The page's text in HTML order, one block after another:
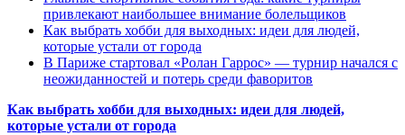
привлекают наибольшее внимание болельщиков
Как выбрать хобби для выходных: идеи для людей,
которые устали от города
В Париже стартовал «Ролан Гаррос» — турнир начался с
неожиданностей и потерь среди фаворитов
Как выбрать хобби для выходных: идеи для людей,
которые устали от города